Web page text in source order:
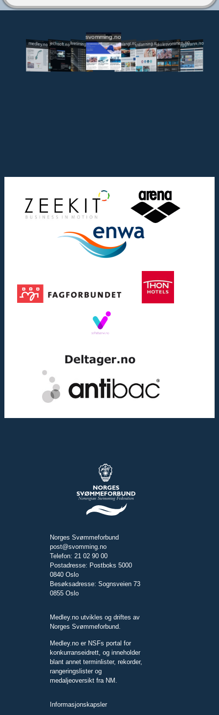
medley.no jechsoft.nolivetiming.medley.no
svomming.no
svomlangt.noutdanning.svomming.no
skolesvommen.notryggivann.no
Norges Svømmeforbund
post@svomming.no
Telefon: 21 02 90 00
Postadresse: Postboks 5000
0840 Oslo
Besøksadresse: Sognsveien 73
0855 Oslo
Medley.no utvikles og driftes av
Norges Svømmeforbund.
Medley.no er NSFs portal for
konkurranseidrett, og inneholder
blant annet terminlister, rekorder,
rangeringslister og
medaljeoversikt fra NM.
Informasjonskapsler